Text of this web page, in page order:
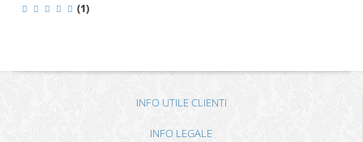
(1)
INFO UTILE CLIENTI
INFO LEGALE